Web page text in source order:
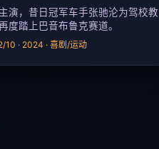
演，昔日冠军车手张驰沦为驾校教
度踏上巴音布鲁克赛道。
10 · 2024 · 喜剧/运动